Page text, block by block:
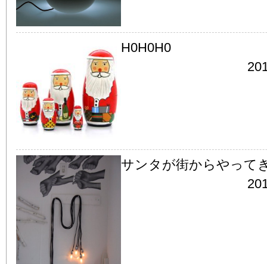
H0H0H0
サンタが街からやって